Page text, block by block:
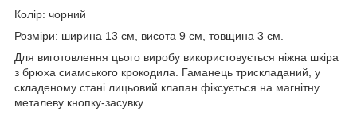
Колір: чорний
Розміри: ширина 13 см, висота 9 см, товщина 3 см.
Для виготовлення цього виробу використовується ніжна шкіра
з брюха сиамського крокодила. Гаманець трискладаний, у
складеному стані лицьовий клапан фіксується на магнітну
металеву кнопку-засувку.